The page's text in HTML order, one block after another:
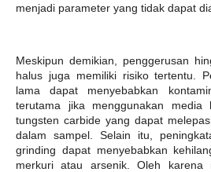
menjadi parameter yang tidak dapat
Meskipun demikian, penggerusan
halus juga memiliki risiko tertentu.
lama dapat menyebabkan
terutama jika menggunakan media
tungsten carbide yang dapat
dalam sampel. Selain itu,
grinding dapat menyebabkan
merkuri atau arsenik. Oleh karena